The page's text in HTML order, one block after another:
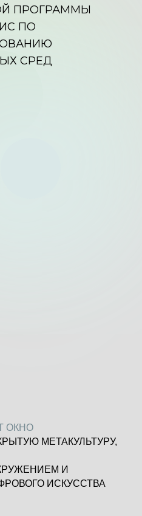
ПРОГРАММЫ
ПО
СРЕД
ОКНО
МЕТАКУЛЬТУРУ,
И
ИСКУССТВА